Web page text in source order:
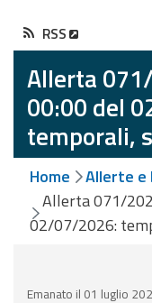
Monitoraggio
eventi
Previsioni e dati
Previsioni meteo e
marine
Dati osservati
RSS
Allerta
00:00 del
temporali,
Home
Allerte
Allerta 071/
02/07/2026:
Emanato il 01 luglio